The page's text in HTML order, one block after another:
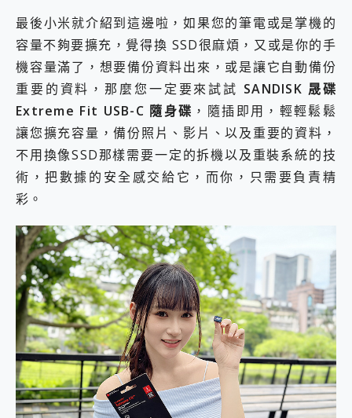
最後小米就介紹到這邊啦，如果您的筆電或是掌機的
容量不夠要擴充，覺得換 SSD很麻煩，又或是你的手
機容量滿了，想要備份資料出來，或是讓它自動備份
重要的資料，那麼您一定要來試試 SANDISK 晟碟
Extreme Fit USB-C 隨身碟 ，隨插即用，輕輕鬆鬆
讓您擴充容量，備份照片、影片、以及重要的資料，
不用換像SSD那樣需要一定的拆機以及重裝系統的技
術，把數據的安全感交給它，而你，只需要負責精
彩。